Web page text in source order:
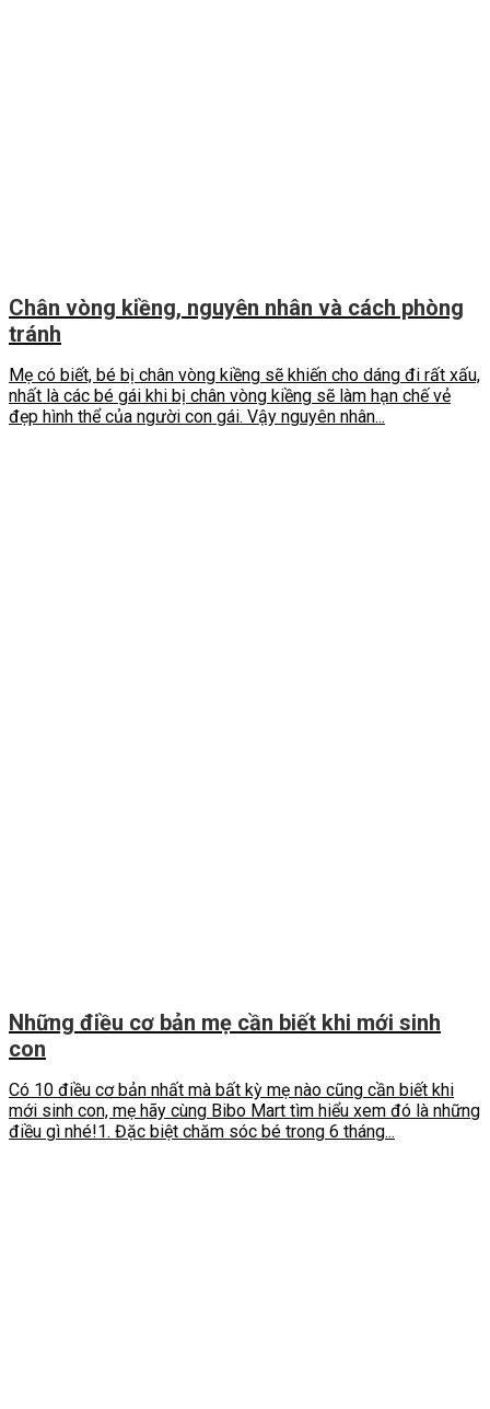
Chân vòng kiềng, nguyên nhân và cách phòng
tránh
Mẹ có biết, bé bị chân vòng kiềng sẽ khiến cho dáng đi rất xấu,
nhất là các bé gái khi bị chân vòng kiềng sẽ làm hạn chế vẻ
đẹp hình thể của người con gái. Vậy nguyên nhân...
Những điều cơ bản mẹ cần biết khi mới sinh
con
Có 10 điều cơ bản nhất mà bất kỳ mẹ nào cũng cần biết khi
mới sinh con, mẹ hãy cùng Bibo Mart tìm hiểu xem đó là những
điều gì nhé!1. Đặc biệt chăm sóc bé trong 6 tháng...